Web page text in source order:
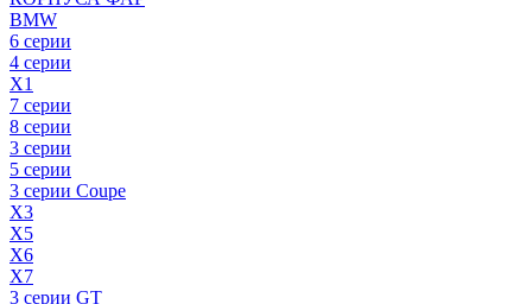
BMW
6 серии
4 серии
X1
7 серии
8 серии
3 серии
5 серии
3 серии Coupe
X3
X5
X6
X7
3 серии GT